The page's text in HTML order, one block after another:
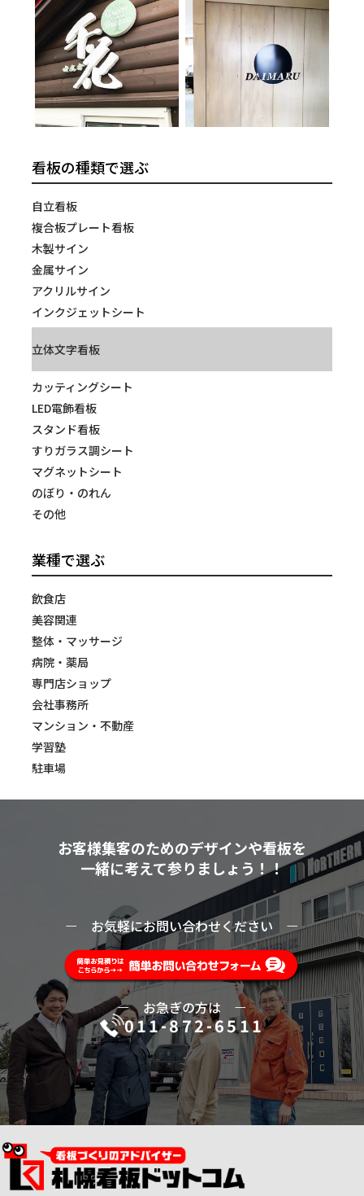
看板の種類で選ぶ
自立看板
複合板プレート看板
木製サイン
金属サイン
アクリルサイン
インクジェットシート
立体文字看板
カッティングシート
LED電飾看板
スタンド看板
すりガラス調シート
マグネットシート
のぼり・のれん
その他
業種で選ぶ
飲食店
美容関連
整体・マッサージ
病院・薬局
専門店ショップ
会社事務所
マンション・不動産
学習塾
駐車場
お客様集客のためのデザインや看板を
一緒に考えて参りましょう！！
ー お気軽にお問い合わせください ー
ーお急ぎの方は ー
011-872-6511